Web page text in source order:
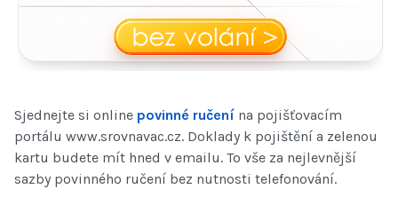
Sjednejte si online povinné ručení na pojišťovacím
portálu www.srovnavac.cz. Doklady k pojištění a zelenou
kartu budete mít hned v emailu. To vše za nejlevnější
sazby povinného ručení bez nutnosti telefonování.